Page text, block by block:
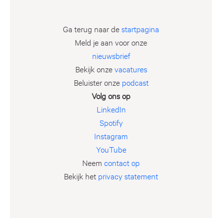
Ga terug naar destartpagina
Meld je aan voor onze
nieuwsbrief
Bekijk onzevacatures
Beluister onze podcast
Volg ons op
LinkedIn
Spotify
Instagram
YouTube
Neem contact op
Bekijk het privacy statement